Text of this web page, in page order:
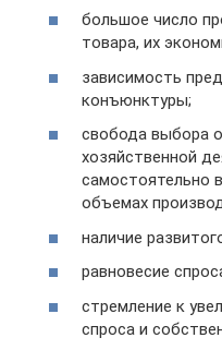
большое число
товара, их
зависимость
конъюнктуры;
свобода выбора
хозяйственной
самостоятельно
объемах
наличие
равновесие
стремление к
спроса и